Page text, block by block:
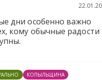
дни особенно важно
кому обычные радости
КОПЫЛЬЩИНА